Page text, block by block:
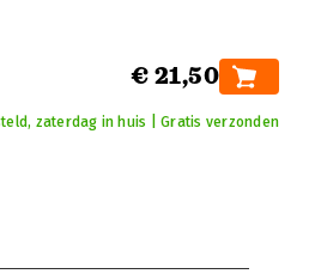
€ 21,50
zaterdag in huis | Gratis verzonden